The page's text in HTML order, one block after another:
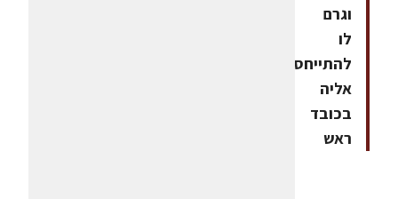
וגרם
לו
להתייחס
אליה
בכובד
ראש